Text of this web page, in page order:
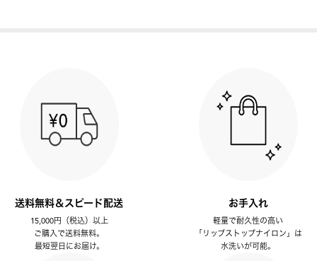
送料無料＆スピード配送
15,000円（税込）以上
ご購入で送料無料。
最短翌日にお届け。
お手入れ
軽量で耐久性の高い
「リップストップナイロン」は
水洗いが可能。